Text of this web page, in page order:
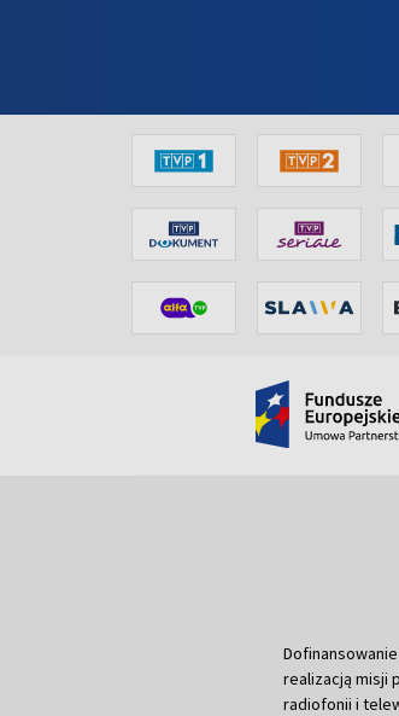
realizacją misji
radiofonii i